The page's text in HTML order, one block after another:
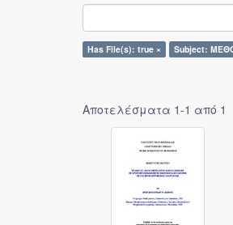
Has File(s): true × Subject:
Αποτελέσματα 1-1 από 1